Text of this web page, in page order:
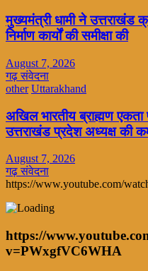
मुख्यमंत्री धामी ने उत्तराखंड
निर्माण कार्यों की समीक्षा की
August 7, 2026
गढ़ संवेदना
other Uttarakhand
अखिल भारतीय ब्राह्मण एकता
उत्तराखंड प्रदेश अध्यक्ष की
August 7, 2026
गढ़ संवेदना
https://www.youtube.com/
https://
v=PWxgfVC6WHA